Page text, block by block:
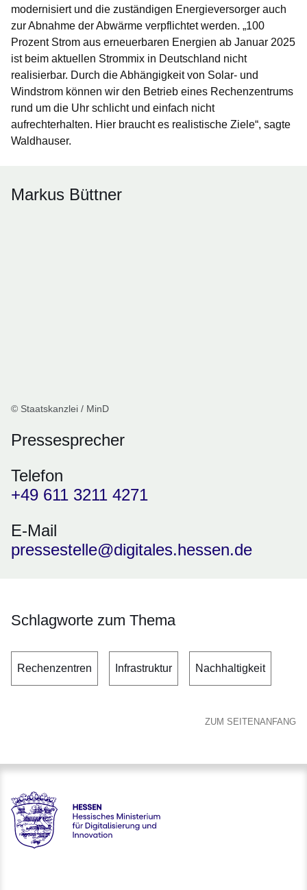
modernisiert und die zuständigen Energieversorger auch
zur Abnahme der Abwärme verpflichtet werden. „100
Prozent Strom aus erneuerbaren Energien ab Januar 2025
ist beim aktuellen Strommix in Deutschland nicht
realisierbar. Durch die Abhängigkeit von Solar- und
Windstrom können wir den Betrieb eines Rechenzentrums
rund um die Uhr schlicht und einfach nicht
aufrechterhalten. Hier braucht es realistische Ziele“, sagte
Waldhauser.
Markus Büttner
© Staatskanzlei / MinD
Pressesprecher
Telefon
+49 611 3211 4271
E-Mail
pressestelle@digitales.hessen.de
Schlagworte zum Thema
Rechenzentren Infrastruktur Nachhaltigkeit
ZUM SEITENANFANG
Hessen - Hessisches Ministerium für Digitalisierung und